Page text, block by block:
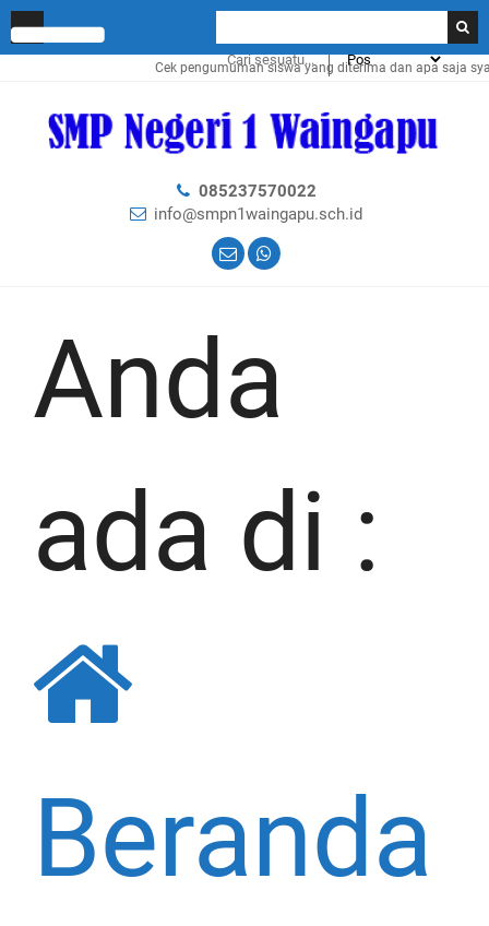
Cek pengumuman siswa yang diterima dan apa saja
085237570022
info@smpn1waingapu.sch.id
Anda
ada di :
Beranda